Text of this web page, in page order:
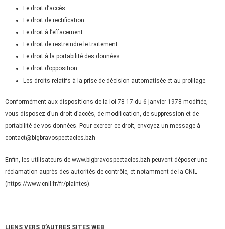
Le droit d’accès.
Le droit de rectification.
Le droit à l’effacement.
Le droit de restreindre le traitement.
Le droit à la portabilité des données.
Le droit d’opposition.
Les droits relatifs à la prise de décision automatisée et au profilage.
Conformément aux dispositions de la loi 78-17 du 6 janvier 1978 modifiée,
vous disposez d’un droit d’accès, de modification, de suppression et de
portabilité de vos données. Pour exercer ce droit, envoyez un message à
contact@bigbravospectacles.bzh
Enfin, les utilisateurs de www. bigbravospectacles.bzh peuvent déposer une
réclamation auprès des autorités de contrôle, et notamment de la CNIL
( https://www.cnil.fr/fr/plaintes).
LIENS VERS D’AUTRES SITES WEB